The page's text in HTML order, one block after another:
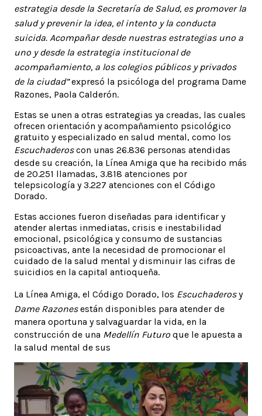
estrategia desde la Secretaría de Salud, es promover la
salud y prevenir la idea, el intento y la conducta
suicida. Acompañar desde nuestras estrategias uno a
uno y desde la estrategia institucional de
acompañamiento, a los colegios públicos y privados
de la ciudad”expresó la psicóloga del programa Dame
Razones, Paola Calderón.
Estas se unen a otras estrategias ya creadas, las cuales
ofrecen orientación y acompañamiento psicológico
gratuito y especializado en salud mental, como los
Escuchaderoscon unas 26.836 personas atendidas
desde su creación, la Línea Amiga que ha recibido más
de 20.251 llamadas, 3.818 atenciones por
telepsicología y 3.227 atenciones con el Código
Dorado.
Estas acciones fueron diseñadas para identificar y
atender alertas inmediatas, crisis e inestabilidad
emocional, psicológica y consumo de sustancias
psicoactivas, ante la necesidad de promocionar el
cuidado de la salud mental y disminuir las cifras de
suicidios en la capital antioqueña.
La Línea Amiga, el Código Dorado, los Escuchaderosy
Dame Razonesestán disponibles para atender de
manera oportuna y salvaguardar la vida, en la
construcción de una Medellín Futuro que le apuesta a
la salud mental de sus